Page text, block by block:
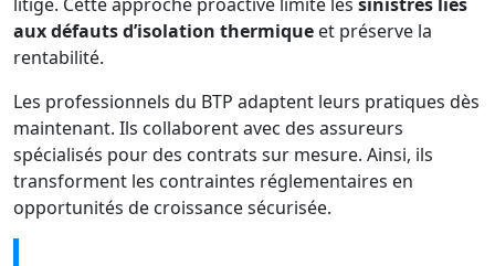
litige. Cette approche proactive limite les sinistres liés
aux défauts d’isolation thermique et préserve la
rentabilité.
Les professionnels du BTP adaptent leurs pratiques dès
maintenant. Ils collaborent avec des assureurs
spécialisés pour des contrats sur mesure. Ainsi, ils
transforment les contraintes réglementaires en
opportunités de croissance sécurisée.